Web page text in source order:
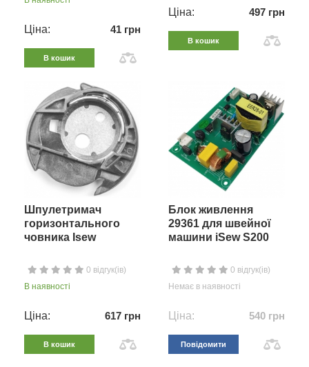
Ціна: 41 грн
В кошик
Ціна: 497 грн
В кошик
Шпулетримач
горизонтального
човника Isew
0 відгук(ів)
В наявності
Ціна: 617 грн
В кошик
Блок живлення
29361 для швейної
машини iSew S200
0 відгук(ів)
Немає в наявності
Ціна: 540 грн
Повідомити